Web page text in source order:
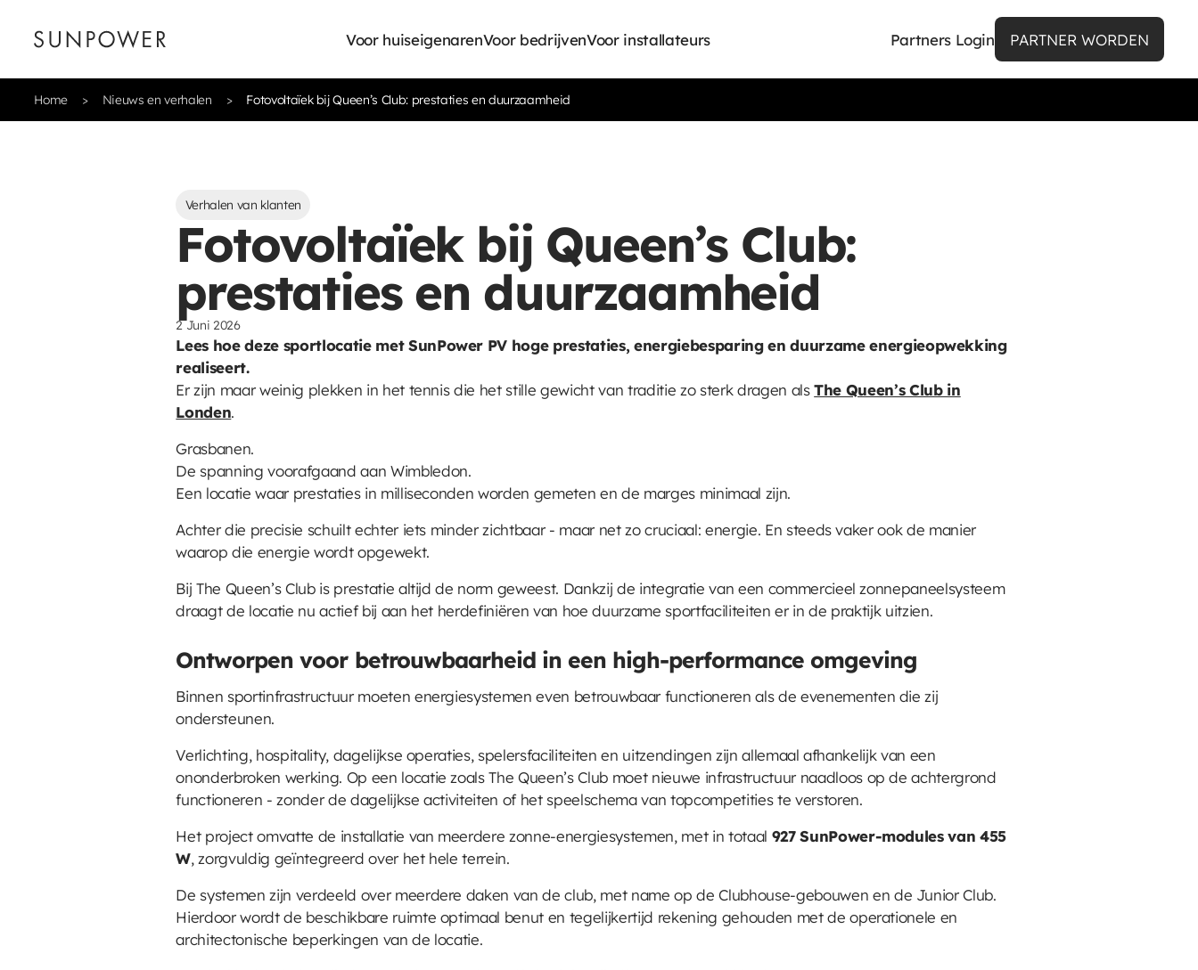
Voor huiseigenarenVoor bedrijvenVoor installateurs Partners Login PARTNER WORDEN
Home Nieuws en verhalen Fotovoltaïek bij Queen’s Club: prestaties en duurzaamheid
Verhalen van klanten
Fotovoltaïek bij Queen’s Club:
prestaties en duurzaamheid
2 Juni 2026
Lees hoe deze sportlocatie met SunPower PV hoge prestaties, energiebesparing en duurzame energieopwekking
realiseert.
Er zijn maar weinig plekken in het tennis die het stille gewicht van traditie zo sterk dragen alsThe Queen’s Club in
Londen.
Grasbanen.
De spanning voorafgaand aan Wimbledon.
Een locatie waar prestaties in milliseconden worden gemeten en de marges minimaal zijn.
Achter die precisie schuilt echter iets minder zichtbaar - maar net zo cruciaal: energie. En steeds vaker ook de manier
waarop die energie wordt opgewekt.
Bij The Queen’s Club is prestatie altijd de norm geweest. Dankzij de integratie van een commercieel zonnepaneelsysteem
draagt de locatie nu actief bij aan het herdefiniëren van hoe duurzame sportfaciliteiten er in de praktijk uitzien.
Ontworpen voor betrouwbaarheid in een high-performance omgeving
Binnen sportinfrastructuur moeten energiesystemen even betrouwbaar functioneren als de evenementen die zij
ondersteunen.
Verlichting, hospitality, dagelijkse operaties, spelersfaciliteiten en uitzendingen zijn allemaal afhankelijk van een
ononderbroken werking. Op een locatie zoals The Queen’s Club moet nieuwe infrastructuur naadloos op de achtergrond
functioneren - zonder de dagelijkse activiteiten of het speelschema van topcompetities te verstoren.
Het project omvatte de installatie van meerdere zonne-energiesystemen, met in totaal 927 SunPower-modules van 455
W, zorgvuldig geïntegreerd over het hele terrein.
De systemen zijn verdeeld over meerdere daken van de club, met name op de Clubhouse-gebouwen en de Junior Club.
Hierdoor wordt de beschikbare ruimte optimaal benut en tegelijkertijd rekening gehouden met de operationele en
architectonische beperkingen van de locatie.